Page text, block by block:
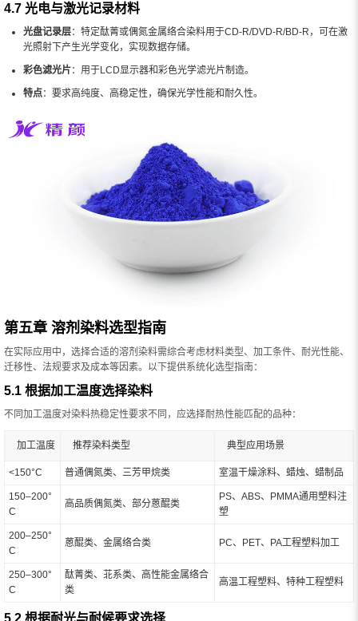
4.7 光电与激光记录材料
光盘记录层：特定酞菁或偶氮金属络合染料用于CD-R/DVD-R/BD-R，可在激
光照射下产生光学变化，实现数据存储。
彩色滤光片：用于LCD显示器和彩色光学滤光片制造。
特点：要求高纯度、高稳定性，确保光学性能和耐久性。
第五章 溶剂染料选型指南
在实际应用中，选择合适的溶剂染料需综合考虑材料类型、加工条件、耐光性能、
迁移性、法规要求及成本等因素。以下提供系统化选型指南：
5.1 根据加工温度选择染料
不同加工温度对染料热稳定性要求不同，应选择耐热性能匹配的品种：
加工温度 推荐染料类型 典型应用场景
<150°C 普通偶氮类、三芳甲烷类 室温干燥涂料、蜡烛、蜡制品
150–200°
C
高品质偶氮类、部分蒽醌类
PS、ABS、PMMA通用塑料注
塑
200–250°
C
蒽醌类、金属络合类 PC、PET、PA工程塑料加工
250–300°
C
酞菁类、苝系类、高性能金属络合
类
高温工程塑料、特种工程塑料
5.2 根据耐光与耐候要求选择